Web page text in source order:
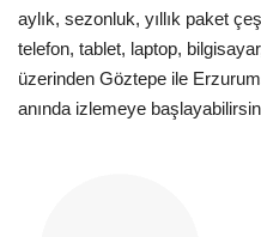
aylık, sezonluk, yıllık paket
telefon, tablet, laptop,
üzerinden Göztepe ile
anında izlemeye